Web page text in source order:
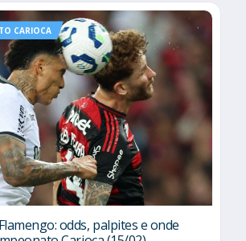
CARIOCA
odds, palpites e onde